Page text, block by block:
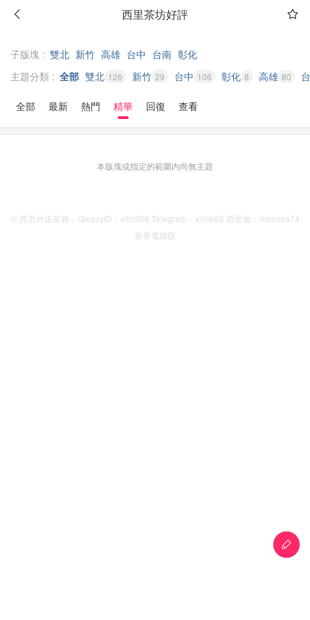
西里茶坊好評
子版塊 : 雙北 新竹 高雄 台中 台南 彰化
主題分類 : 全部 雙北 126 新竹 29 台中 106 彰化 8 高雄 80
全部 最新 熱門 精華 回復 查看
本版塊或指定的範圍內尚無主題
© 西里外送茶賴：GleezyID：xilic666 Telegram：xilic666 西里賴：monesa74
查看電腦版